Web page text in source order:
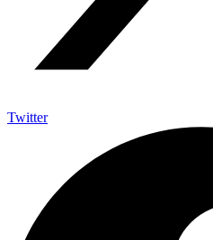
Twitter